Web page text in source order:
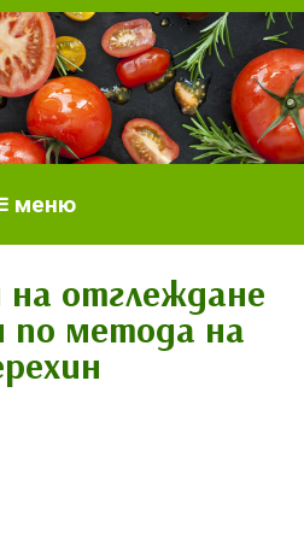
домати.
меню
на отглеждане
по метода на